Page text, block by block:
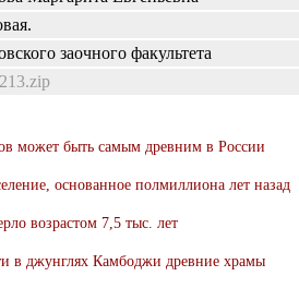
заочного факультета
может быть самым древним в России
основанное полмиллиона лет назад
возрастом 7,5 тыс. лет
в джунглях Камбоджи древние храмы